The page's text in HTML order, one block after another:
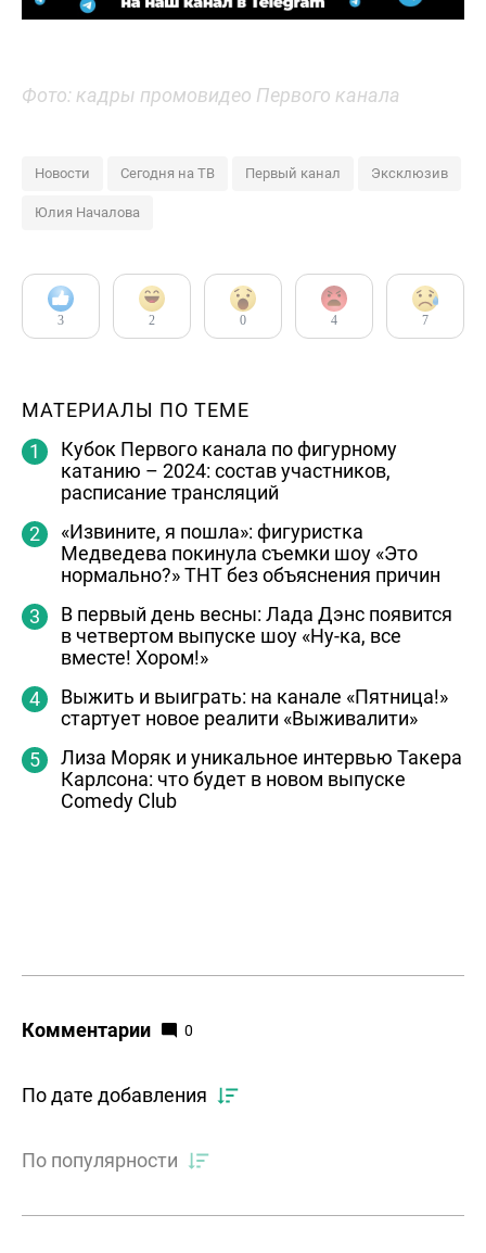
Фото: кадры промовидео Первого канала
Новости Сегодня на ТВ Первый канал Эксклюзив
Юлия Началова
3 2 0 4 7
МАТЕРИАЛЫ ПО ТЕМЕ
Кубок Первого канала по фигурному
катанию – 2024: состав участников,
расписание трансляций
«Извините, я пошла»: фигуристка
Медведева покинула съемки шоу «Это
нормально?» ТНТ без объяснения причин
В первый день весны: Лада Дэнс появится
в четвертом выпуске шоу «Ну-ка, все
вместе! Хором!»
Выжить и выиграть: на канале «Пятница!»
стартует новое реалити «Выживалити»
Лиза Моряк и уникальное интервью Такера
Карлсона: что будет в новом выпуске
Comedy Club
Комментарии 0
По дате добавления
По популярности